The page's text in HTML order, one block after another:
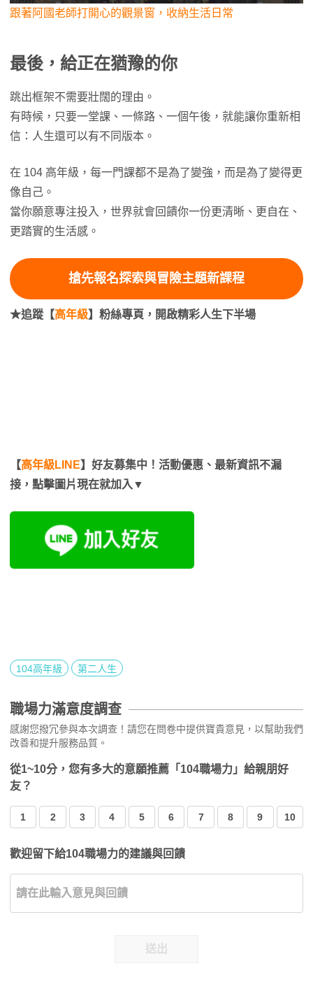
跟著阿國老師打開心的觀景窗，收納生活日常
最後，給正在猶豫的你
跳出框架不需要壯闊的理由。
有時候，只要一堂課、一條路、一個午後，就能讓你重新相
信：人生還可以有不同版本。
在 104 高年級，每一門課都不是為了變強，而是為了變得更
像自己。
當你願意專注投入，世界就會回饋你一份更清晰、更自在、
更踏實的生活感。
搶先報名探索與冒險主題新課程
★追蹤【高年級】粉絲專頁，開啟精彩人生下半場
【高年級LINE】好友募集中！活動優惠、最新資訊不漏
接，點擊圖片現在就加入▼
104高年級 第二人生
職場力滿意度調查
感謝您撥冗參與本次調查！請您在問卷中提供寶貴意見，以幫助我們
改善和提升服務品質。
從1~10分，您有多大的意願推薦「104職場力」給親朋好
友？
1 2 3 4 5 6 7 8 9 10
歡迎留下給104職場力的建議與回饋
送出